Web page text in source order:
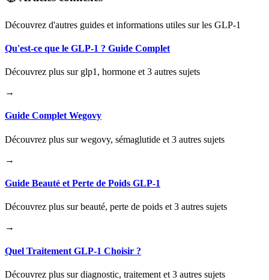
Découvrez d'autres guides et informations utiles sur les GLP-1
Qu'est-ce que le GLP-1 ? Guide Complet
Découvrez plus sur glp1, hormone et 3 autres sujets
→
Guide Complet Wegovy
Découvrez plus sur wegovy, sémaglutide et 3 autres sujets
→
Guide Beauté et Perte de Poids GLP-1
Découvrez plus sur beauté, perte de poids et 3 autres sujets
→
Quel Traitement GLP-1 Choisir ?
Découvrez plus sur diagnostic, traitement et 3 autres sujets